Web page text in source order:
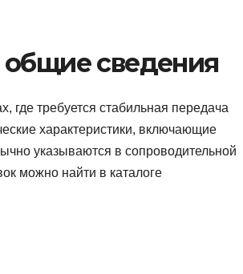
сведения
где требуется стабильная передача
характеристики, включающие
указываются в сопроводительной
можно найти в каталоге